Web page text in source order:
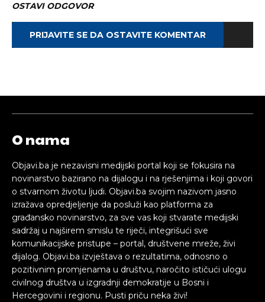
OSTAVI ODGOVOR
PRIJAVITE SE DA OSTAVITE KOMENTAR
O nama
Objavi.ba je nezavisni medijski portal koji se fokusira na
novinarstvo bazirano na dijalogu i na rješenjima i koji govori
o stvarnom životu ljudi. Objavi.ba svojim nazivom jasno
izražava opredjeljenje da posluži kao platforma za
građansko novinarstvo, za sve vas koji stvarate medijski
sadržaj u najširem smislu te riječi, integrišući sve
komunikacijske pristupe – portal, društvene mreže, živi
dijalog. Objavi.ba izvještava o rezultatima, odnosno o
pozitivnim promjenama u društvu, naročito ističući ulogu
civilnog društva u izgradnji demokratije u Bosni i
Hercegovini i regionu. Pusti priču neka živi!